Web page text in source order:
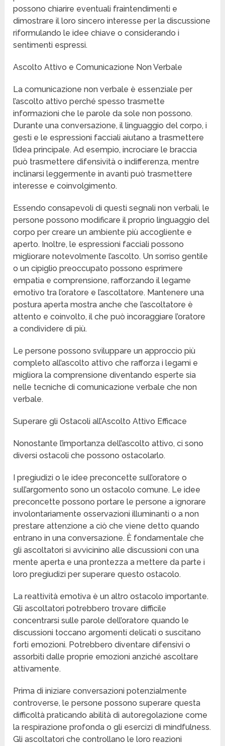
possono chiarire eventuali fraintendimenti e
dimostrare il loro sincero interesse per la discussione
riformulando le idee chiave o considerando i
sentimenti espressi.
Ascolto Attivo e Comunicazione Non Verbale
La comunicazione non verbale è essenziale per
l’ascolto attivo perché spesso trasmette
informazioni che le parole da sole non possono.
Durante una conversazione, il linguaggio del corpo, i
gesti e le espressioni facciali aiutano a trasmettere
l’idea principale. Ad esempio, incrociare le braccia
può trasmettere difensività o indifferenza, mentre
inclinarsi leggermente in avanti può trasmettere
interesse e coinvolgimento.
Essendo consapevoli di questi segnali non verbali, le
persone possono modificare il proprio linguaggio del
corpo per creare un ambiente più accogliente e
aperto. Inoltre, le espressioni facciali possono
migliorare notevolmente l’ascolto. Un sorriso gentile
o un cipiglio preoccupato possono esprimere
empatia e comprensione, rafforzando il legame
emotivo tra l’oratore e l’ascoltatore. Mantenere una
postura aperta mostra anche che l’ascoltatore è
attento e coinvolto, il che può incoraggiare l’oratore
a condividere di più.
Le persone possono sviluppare un approccio più
completo all’ascolto attivo che rafforza i legami e
migliora la comprensione diventando esperte sia
nelle tecniche di comunicazione verbale che non
verbale.
Superare gli Ostacoli all’Ascolto Attivo Efficace
Nonostante l’importanza dell’ascolto attivo, ci sono
diversi ostacoli che possono ostacolarlo.
I pregiudizi o le idee preconcette sull’oratore o
sull’argomento sono un ostacolo comune. Le idee
preconcette possono portare le persone a ignorare
involontariamente osservazioni illuminanti o a non
prestare attenzione a ciò che viene detto quando
entrano in una conversazione. È fondamentale che
gli ascoltatori si avvicinino alle discussioni con una
mente aperta e una prontezza a mettere da parte i
loro pregiudizi per superare questo ostacolo.
La reattività emotiva è un altro ostacolo importante.
Gli ascoltatori potrebbero trovare difficile
concentrarsi sulle parole dell’oratore quando le
discussioni toccano argomenti delicati o suscitano
forti emozioni. Potrebbero diventare difensivi o
assorbiti dalle proprie emozioni anziché ascoltare
attivamente.
Prima di iniziare conversazioni potenzialmente
controverse, le persone possono superare questa
difficoltà praticando abilità di autoregolazione come
la respirazione profonda o gli esercizi di mindfulness.
Gli ascoltatori che controllano le loro reazioni